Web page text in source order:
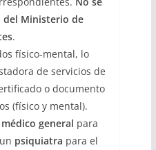
del Ministerio de
.
físico-mental, lo
de servicios de
o documento
(físico y mental).
médico general para
psiquiatra para el